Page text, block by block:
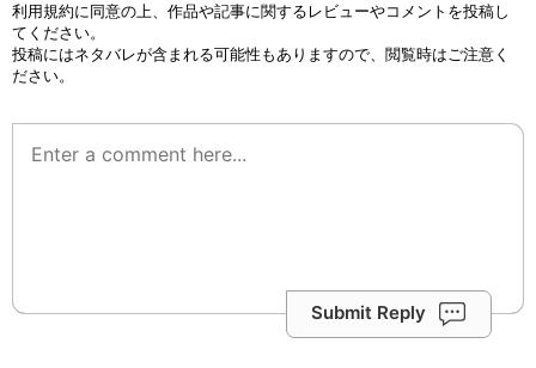
利用規約に同意の上、作品や記事に関するレビューやコメントを投稿し
てください。
投稿にはネタバレが含まれる可能性もありますので、閲覧時はご注意く
ださい。
Submit Reply